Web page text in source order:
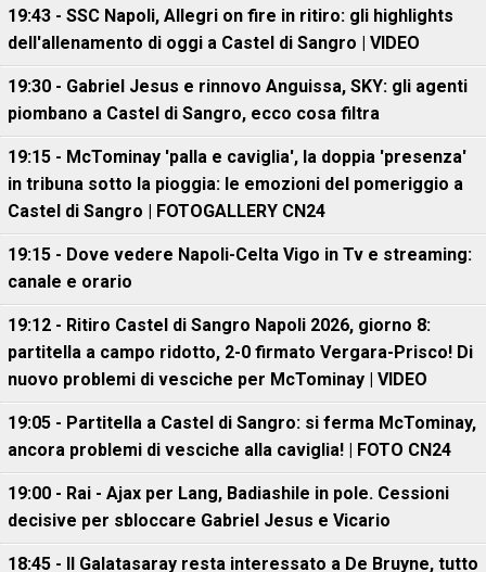
19:43 - SSC Napoli, Allegri on fire in ritiro: gli highlights
dell'allenamento di oggi a Castel di Sangro | VIDEO
19:30 - Gabriel Jesus e rinnovo Anguissa, SKY: gli agenti
piombano a Castel di Sangro, ecco cosa filtra
19:15 - McTominay 'palla e caviglia', la doppia 'presenza'
in tribuna sotto la pioggia: le emozioni del pomeriggio a
Castel di Sangro | FOTOGALLERY CN24
19:15 - Dove vedere Napoli-Celta Vigo in Tv e streaming:
canale e orario
19:12 - Ritiro Castel di Sangro Napoli 2026, giorno 8:
partitella a campo ridotto, 2-0 firmato Vergara-Prisco! Di
nuovo problemi di vesciche per McTominay | VIDEO
19:05 - Partitella a Castel di Sangro: si ferma McTominay,
ancora problemi di vesciche alla caviglia! | FOTO CN24
19:00 - Rai - Ajax per Lang, Badiashile in pole. Cessioni
decisive per sbloccare Gabriel Jesus e Vicario
18:45 - Il Galatasaray resta interessato a De Bruyne, tutto